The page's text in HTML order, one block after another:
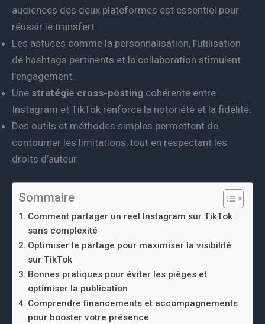
audiences des deux plateformes est essentiel pour
réussir le transfert.
Les astuces comme la personnalisation, l’utilisation
de hashtags pertinents et la collaboration stimulent
l’engagement.
Une stratégie cross-posting cohérente entre
Instagram et TikTok renforce la notoriété et la fidélité.
Des outils et méthodes simples permettent de
contourner les limitations, tout en respectant les
droits d’auteur.
Sommaire
Comment partager un reel Instagram sur TikTok
sans complexité
Optimiser le partage pour maximiser la visibilité
sur TikTok
Bonnes pratiques pour éviter les pièges et
optimiser la publication
Comprendre financements et accompagnements
pour booster votre présence